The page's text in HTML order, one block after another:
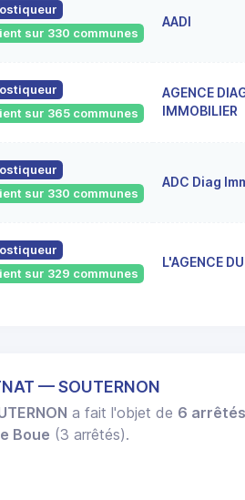
sur 330 communes
AADI
sur 365 communes
AGENCE
IMMOBILIER
sur 330 communes
ADC Diag
sur 329 communes
L'AGENCE
— SOUTERNON
a fait l'objet de 6
Boue (3 arrêtés).